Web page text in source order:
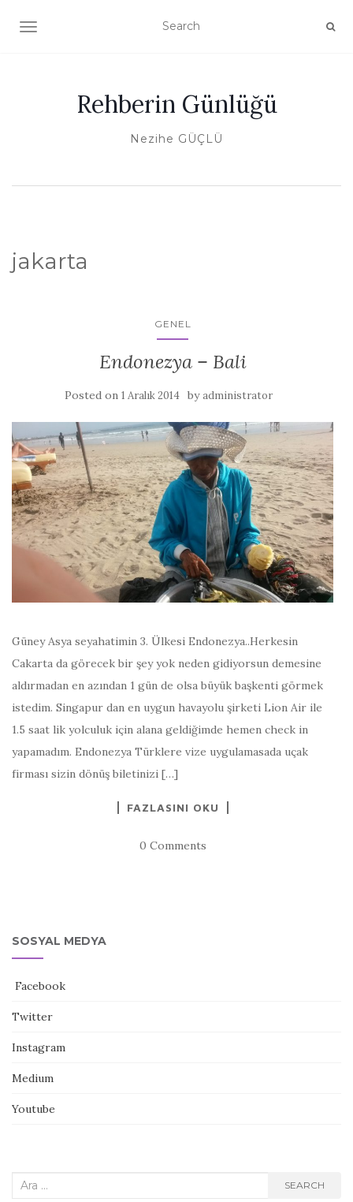
TOGGLE NAVIGATION
Rehberin Günlüğü
Nezihe GÜÇLÜ
jakarta
GENEL
Endonezya – Bali
Posted on 1 Aralık 2014 byadministrator
Güney Asya seyahatimin 3. Ülkesi Endonezya..Herkesin
Cakarta da görecek bir şey yok neden gidiyorsun demesine
aldırmadan en azından 1 gün de olsa büyük başkenti görmek
istedim. Singapur dan en uygun havayolu şirketi Lion Air ile
1.5 saat lik yolculuk için alana geldiğimde hemen check in
yapamadım. Endonezya Türklere vize uygulamasada uçak
firması sizin dönüş biletinizi […]
FAZLASINI OKU
0 Comments
SOSYAL MEDYA
Facebook
Twitter
Instagram
Medium
Youtube
Search
SEARCH